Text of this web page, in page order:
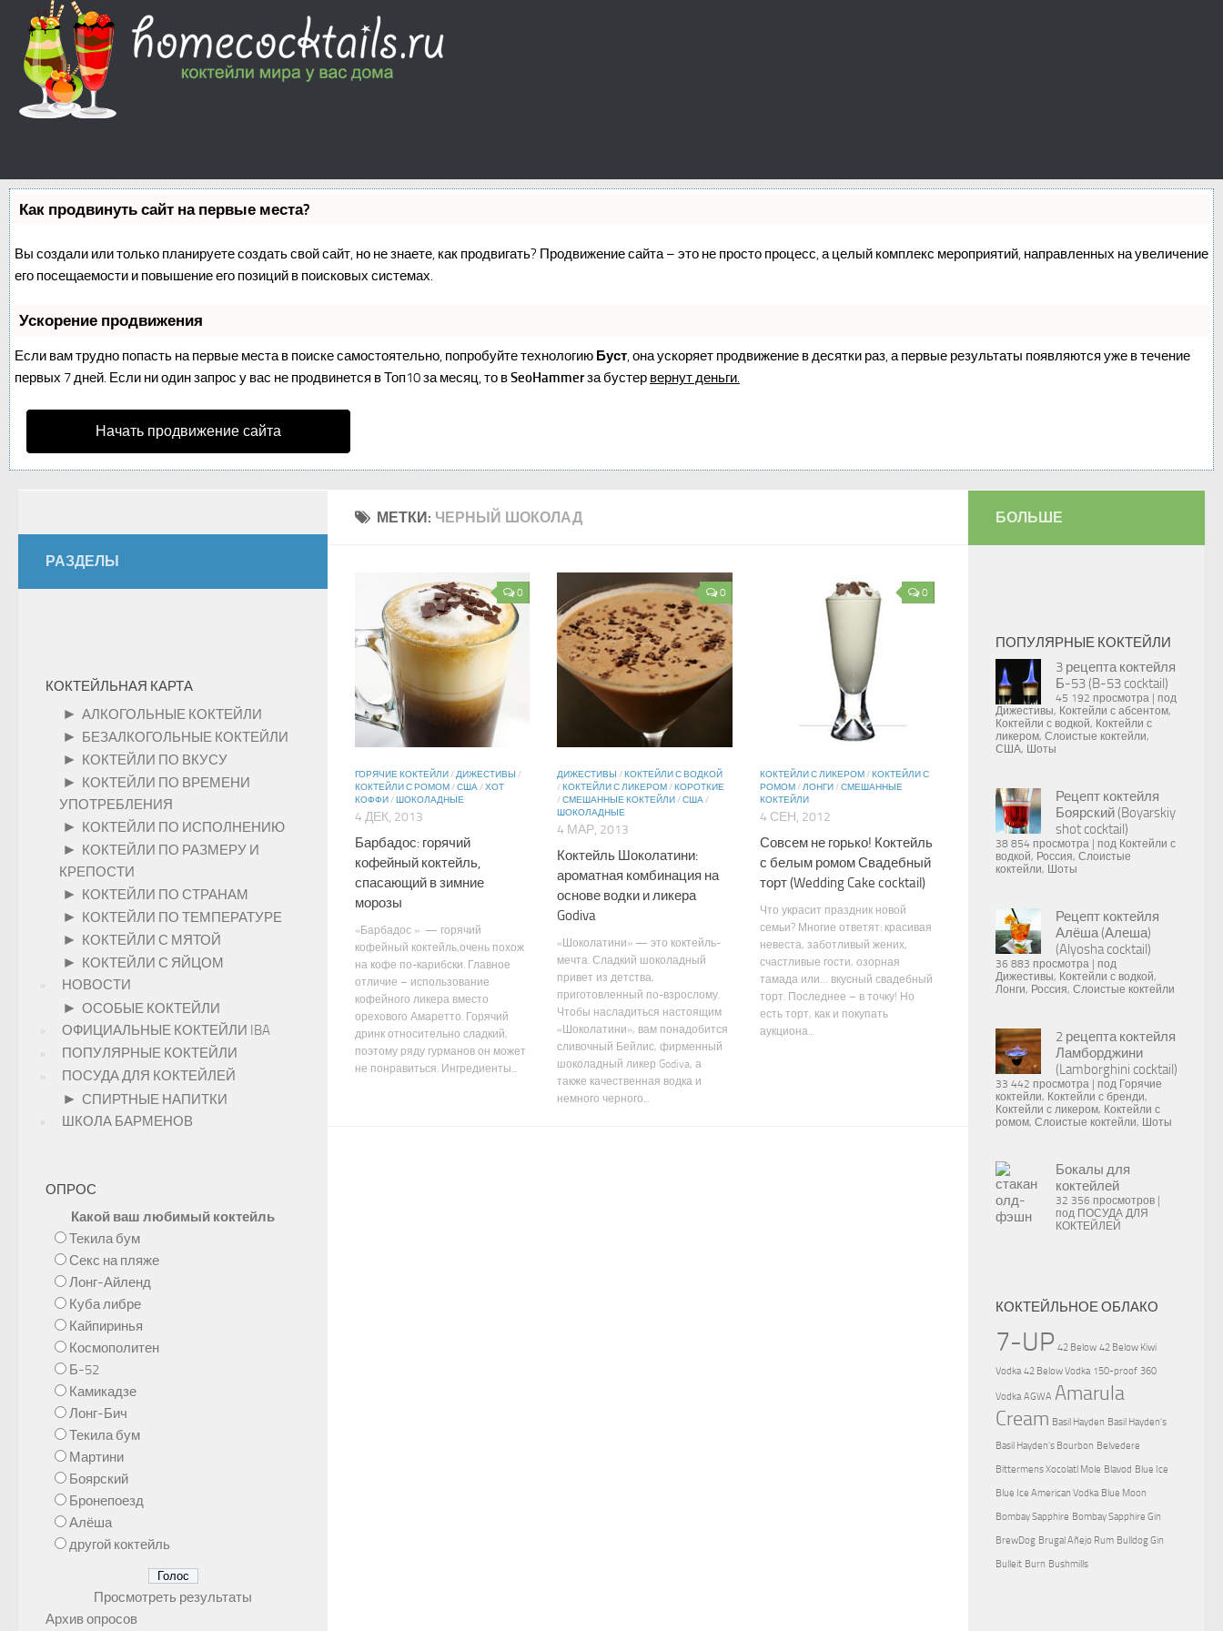
Как продвинуть сайт на первые места?
Вы создали или только планируете создать свой сайт, но не знаете, как продвигать? Продвижение сайта – это не просто процесс, а целый комплекс мероприятий, направленных на увеличение
его посещаемости и повышение его позиций в поисковых системах.
Ускорение продвижения
Если вам трудно попасть на первые места в поиске самостоятельно, попробуйте технологию Буст, она ускоряет продвижение в десятки раз, а первые результаты появляются уже в течение
первых 7 дней. Если ни один запрос у вас не продвинется в Топ10 за месяц, то вSeoHammerза бустер вернут деньги.
Начать продвижение сайта
МЕТКИ: ЧЕРНЫЙ ШОКОЛАД
0
ГОРЯЧИЕ КОКТЕЙЛИ/ДИЖЕСТИВЫ /
КОКТЕЙЛИ С РОМОМ/США/ХОТ
КОФФИ/ШОКОЛАДНЫЕ
4 ДЕК, 2013
Барбадос: горячий
кофейный коктейль,
спасающий в зимние
морозы
«Барбадос » — горячий
кофейный коктейль,очень похож
на кофе по-карибски. Главное
отличие – использование
кофейного ликера вместо
орехового Амаретто. Горячий
дринк относительно сладкий,
поэтому ряду гурманов он может
не понравиться. Ингредиенты...
0
ДИЖЕСТИВЫ /КОКТЕЙЛИ С ВОДКОЙ
/КОКТЕЙЛИ С ЛИКЕРОМ/КОРОТКИЕ
/СМЕШАННЫЕ КОКТЕЙЛИ/США/
ШОКОЛАДНЫЕ
4 МАР, 2013
Коктейль Шоколатини:
ароматная комбинация на
основе водки и ликера
Godiva
«Шоколатини» — это коктейль-
мечта. Сладкий шоколадный
привет из детства,
приготовленный по-взрослому.
Чтобы насладиться настоящим
«Шоколатини», вам понадобится
сливочный Бейлис, фирменный
шоколадный ликер Godiva, а
также качественная водка и
немного черного...
0
КОКТЕЙЛИ С ЛИКЕРОМ/КОКТЕЙЛИ С
РОМОМ/ЛОНГИ/СМЕШАННЫЕ
КОКТЕЙЛИ
4 СЕН, 2012
Совсем не горько! Коктейль
с белым ромом Свадебный
торт (Wedding Cake cocktail)
Что украсит праздник новой
семьи? Многие ответят: красивая
невеста, заботливый жених,
счастливые гости, озорная
тамада или… вкусный свадебный
торт. Последнее – в точку! Но
есть торт, как и покупать
аукциона...
РАЗДЕЛЫ
КОКТЕЙЛЬНАЯ КАРТА
► АЛКОГОЛЬНЫЕ КОКТЕЙЛИ
► БЕЗАЛКОГОЛЬНЫЕ КОКТЕЙЛИ
► КОКТЕЙЛИ ПО ВКУСУ
► КОКТЕЙЛИ ПО ВРЕМЕНИ
УПОТРЕБЛЕНИЯ
► КОКТЕЙЛИ ПО ИСПОЛНЕНИЮ
► КОКТЕЙЛИ ПО РАЗМЕРУ И
КРЕПОСТИ
► КОКТЕЙЛИ ПО СТРАНАМ
► КОКТЕЙЛИ ПО ТЕМПЕРАТУРЕ
► КОКТЕЙЛИ С МЯТОЙ
► КОКТЕЙЛИ С ЯЙЦОМ
НОВОСТИ
► ОСОБЫЕ КОКТЕЙЛИ
ОФИЦИАЛЬНЫЕ КОКТЕЙЛИ IBA
ПОПУЛЯРНЫЕ КОКТЕЙЛИ
ПОСУДА ДЛЯ КОКТЕЙЛЕЙ
► СПИРТНЫЕ НАПИТКИ
ШКОЛА БАРМЕНОВ
ОПРОС
Какой ваш любимый коктейль
Текила бум
Секс на пляже
Лонг-Айленд
Куба либре
Кайпиринья
Космополитен
Б-52
Камикадзе
Лонг-Бич
Текила бум
Мартини
Боярский
Бронепоезд
Алёша
другой коктейль
Просмотреть результаты
Архив опросов
БОЛЬШЕ
ПОПУЛЯРНЫЕ КОКТЕЙЛИ
3 рецепта коктейля
Б-53 (B-53 cocktail)
45 192 просмотра
под
Дижестивы, Коктейли с абсентом,
Коктейли с водкой, Коктейли с
ликером, Слоистые коктейли,
США, Шоты
Рецепт коктейля
Боярский (Boyarskiy
shot cocktail)
38 854 просмотра под Коктейли с
водкой, Россия, Слоистые
коктейли, Шоты
Рецепт коктейля
Алёша (Алеша)
(Alyosha cocktail)
36 883 просмотра
под
Дижестивы, Коктейли с водкой,
Лонги, Россия, Слоистые коктейли
2 рецепта коктейля
Ламборджини
(Lamborghini cocktail)
33 442 просмотра под Горячие
коктейли, Коктейли с бренди,
Коктейли с ликером, Коктейли с
ромом, Слоистые коктейли, Шоты
Бокалы для
коктейлей
32 356 просмотров
под ПОСУДА ДЛЯ
КОКТЕЙЛЕЙ
КОКТЕЙЛЬНОЕ ОБЛАКО
7-UP 42 Below 42 Below Kiwi
Vodka 42 Below Vodka 150-proof 360
Vodka AGWA Amarula
Cream Basil Hayden Basil Hayden's
Basil Hayden's Bourbon Belvedere
Bittermens Xocolatl Mole Blavod Blue Ice
Blue Ice American Vodka Blue Moon
Bombay Sapphire Bombay Sapphire Gin
BrewDog Brugal Añejo Rum Bulldog Gin
Bulleit Burn Bushmills